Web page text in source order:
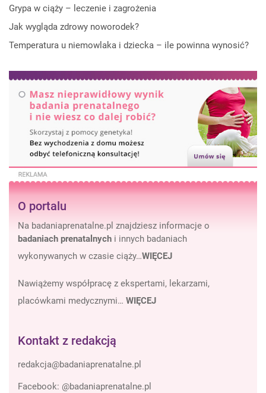
Grypa w ciąży – leczenie i zagrożenia
Jak wygląda zdrowy noworodek?
Temperatura u niemowlaka i dziecka – ile powinna wynosić?
O portalu
Na badaniaprenatalne.pl znajdziesz informacje o
badaniach prenatalnych i innych badaniach
wykonywanych w czasie ciąży…WIĘCEJ
Nawiążemy współpracę z ekspertami, lekarzami,
placówkami medycznymi… WIĘCEJ
Kontakt z redakcją
Facebook: @badaniaprenatalne.pl